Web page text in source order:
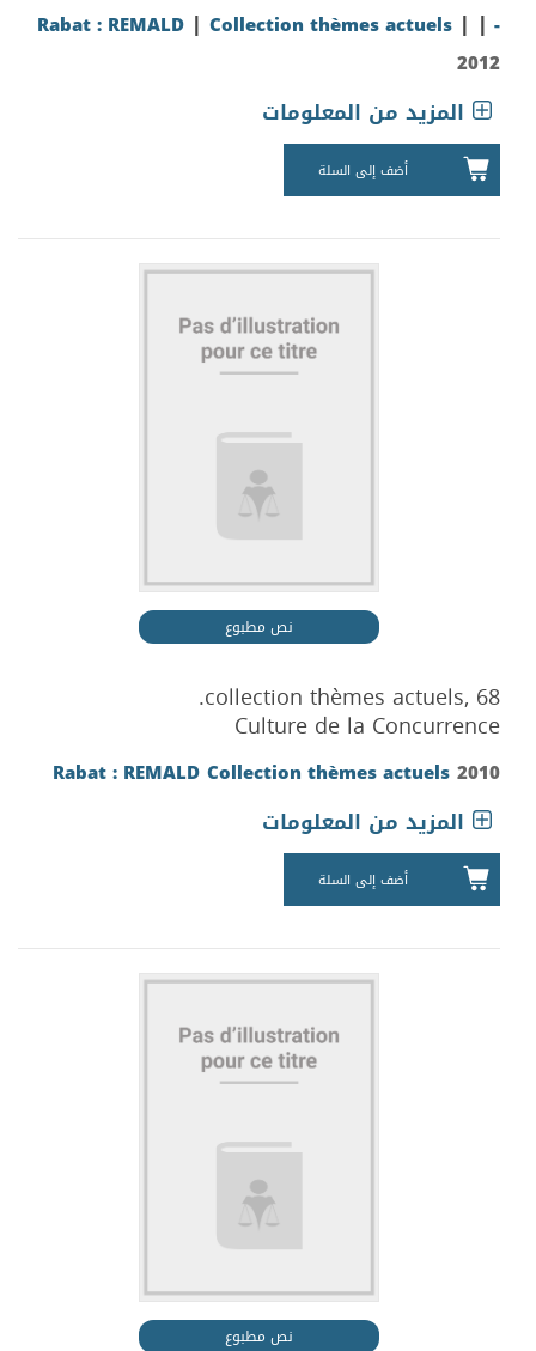
-
|
Rabat : REMALD | Collection thèmes actuels |
2012
المزيد من المعلومات
أضف إلى السلة
نص مطبوع
collection thèmes actuels, 68.
Culture de la Concurrence
Rabat : REMALD Collection thèmes actuels 2010
المزيد من المعلومات
أضف إلى السلة
نص مطبوع